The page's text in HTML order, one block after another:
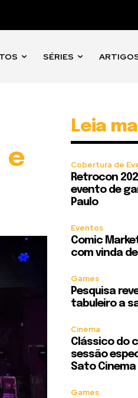
SÉRIES
e
Leia
Cobertura de
Retrocon
evento de
Paulo
Eventos
Comic
com vinda
Games
Pesquisa
tabuleiro a
Cinema
Clássico do
sessão
Sato Cinema
Games